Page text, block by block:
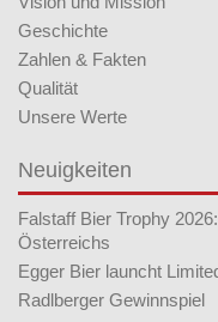
Geschichte
Zahlen & Fakten
Qualität
Unsere Werte
Neuigkeiten
Falstaff Bier Trophy
Österreichs
Egger Bier launcht
Radlberger Gewinnspiel